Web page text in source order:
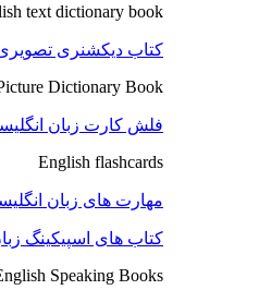
text dictionary book
کتاب دیکشنری
Dictionary Book
فلش کارت زبان
English flashcards
مهارت های زبان
کتاب های اسپیکینگ
Speaking Books